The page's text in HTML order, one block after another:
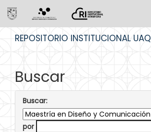
REPOSITORIO INSTITUCIONAL UAQ
Buscar
Buscar:
por